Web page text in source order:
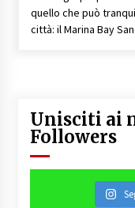
quello che può
città: il Marina Bay
Unisciti ai
Followers